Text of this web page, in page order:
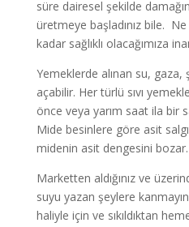
süre dairesel şekilde
üretmeye başladınız bile.
kadar sağlıklı olacağımıza
Yemeklerde alınan su, gaza,
açabilir. Her türlü sıvı
önce veya yarım saat ila bir
Mide besinlere göre asit
midenin asit dengesini bozar.
Marketten aldığınız ve
suyu yazan şeylere
haliyle için ve sıkıldıktan